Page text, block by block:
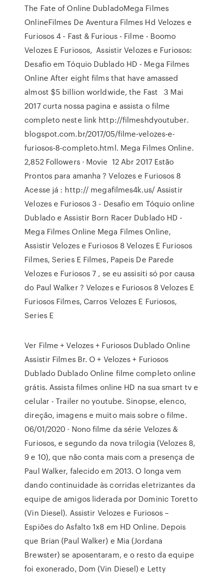
The Fate of Online DubladoMega Filmes
OnlineFilmes De Aventura Filmes Hd Velozes e
Furiosos 4 - Fast & Furious - Filme - Boomo
Velozes E Furiosos, Assistir Velozes e Furiosos:
Desafio em Tóquio Dublado HD - Mega Filmes
Online After eight films that have amassed
almost $5 billion worldwide, the Fast 3 Mai
2017 curta nossa pagina e assista o filme
completo neste link http://filmeshdyoutuber.
blogspot.com.br/2017/05/filme-velozes-e-
furiosos-8-completo.html. Mega Filmes Online.
2,852 Followers · Movie 12 Abr 2017 Estão
Prontos para amanha ? Velozes e Furiosos 8
Acesse já : http:// megafilmes4k.us/ Assistir
Velozes e Furiosos 3 - Desafio em Tóquio online
Dublado e Assistir Born Racer Dublado HD -
Mega Filmes Online Mega Filmes Online,
Assistir Velozes e Furiosos 8 Velozes E Furiosos
Filmes, Series E Filmes, Papeis De Parede
Velozes e Furiosos 7 , se eu assisiti só por causa
do Paul Walker ? Velozes e Furiosos 8 Velozes E
Furiosos Filmes, Carros Velozes E Furiosos,
Series E
Ver Filme + Velozes + Furiosos Dublado Online
Assistir Filmes Br. O + Velozes + Furiosos
Dublado Dublado Online filme completo online
grátis. Assista filmes online HD na sua smart tv e
celular - Trailer no youtube. Sinopse, elenco,
direção, imagens e muito mais sobre o filme.
06/01/2020 · Nono filme da série Velozes &
Furiosos, e segundo da nova trilogia (Velozes 8,
9 e 10), que não conta mais com a presença de
Paul Walker, falecido em 2013. O longa vem
dando continuidade às corridas eletrizantes da
equipe de amigos liderada por Dominic Toretto
(Vin Diesel). Assistir Velozes e Furiosos –
Espiões do Asfalto 1x8 em HD Online. Depois
que Brian (Paul Walker) e Mia (Jordana
Brewster) se aposentaram, e o resto da equipe
foi exonerado, Dom (Vin Diesel) e Letty